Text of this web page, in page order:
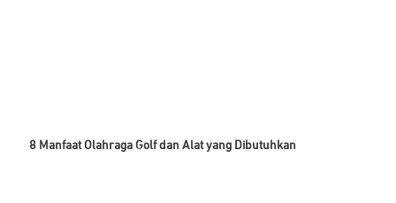
8 Manfaat Olahraga Golf dan Alat yang Dibutuhkan